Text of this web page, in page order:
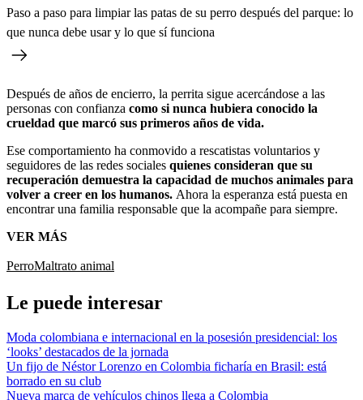
Paso a paso para limpiar las patas de su perro después del parque: lo
que nunca debe usar y lo que sí funciona
Después de años de encierro, la perrita sigue acercándose a las
personas con confianza como si nunca hubiera conocido la
crueldad que marcó sus primeros años de vida.
Ese comportamiento ha conmovido a rescatistas voluntarios y
seguidores de las redes sociales quienes consideran que su
recuperación demuestra la capacidad de muchos animales para
volver a creer en los humanos. Ahora la esperanza está puesta en
encontrar una familia responsable que la acompañe para siempre.
VER MÁS
PerroMaltrato animal
Le puede interesar
Moda colombiana e internacional en la posesión presidencial: los
‘looks’ destacados de la jornada
Un fijo de Néstor Lorenzo en Colombia ficharía en Brasil: está
borrado en su club
Nueva marca de vehículos chinos llega a Colombia